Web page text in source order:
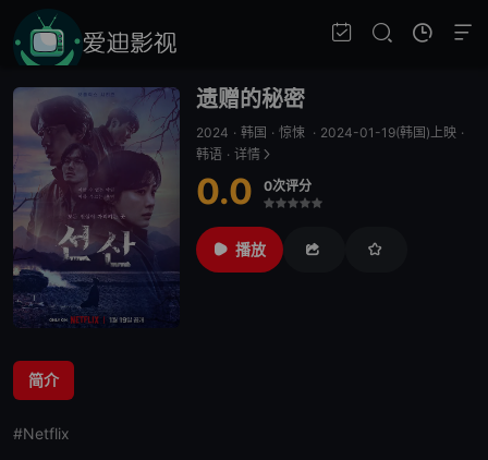
遗赠的秘密
2024 · 韩国 · 惊悚 · 2024-01-19(韩国)上映 ·
韩语 · 详情
0.0 0次评分
很差
较差
还行推荐力荐
播放
简介
#Netflix